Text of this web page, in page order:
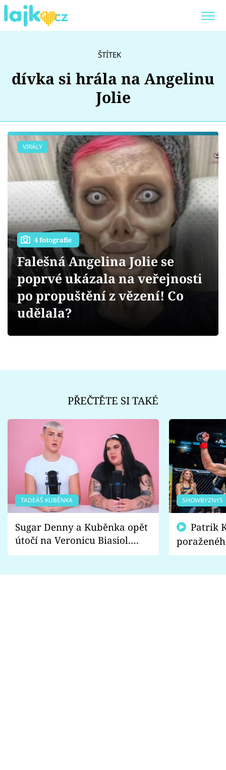
Showbyznys
Youtubeři
Virály
Sex a vztahy
Videa
Sledujte prima+
Přihlášení
ŠTÍTEK
dívka si hrála na Angelinu
Jolie
VIRÁLY
4 fotografie
Falešná Angelina Jolie se
poprvé ukázala na veřejnosti
po propuštění z vězení! Co
udělala?
PŘEČTĚTE SI TAKÉ
TADEÁŠ KUBĚNKA
Sugar Denny a Kuběnka opět
útočí na Veronicu Biasiol.
Proč je podle nich falešná a
SHOWBYZNYS
fanoušci